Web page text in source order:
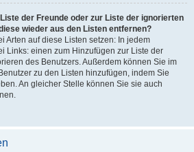
der Freunde oder zur Liste der ignorierten
wieder aus den Listen entfernen?
Arten auf diese Listen setzen: In jedem
Links: einen zum Hinzufügen zur Liste der
des Benutzers. Außerdem können Sie im
zu den Listen hinzufügen, indem Sie
An gleicher Stelle können Sie sie auch